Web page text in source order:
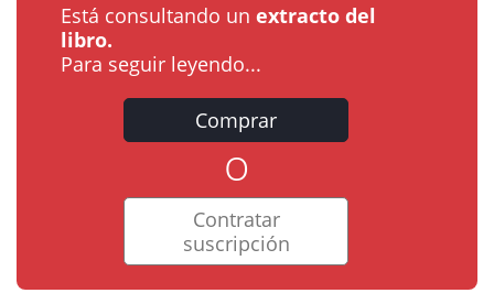
Está consultando un extracto del
libro.
Para seguir leyendo...
Comprar
o
Contratar
suscripción